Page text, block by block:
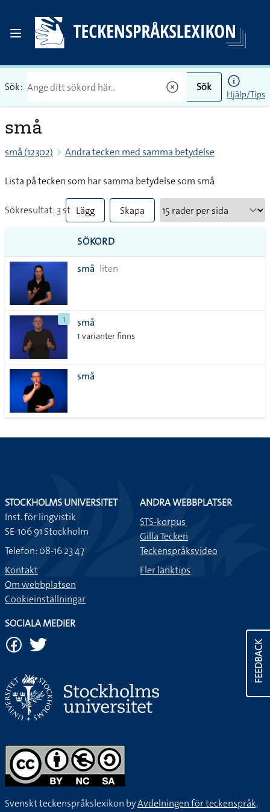
Sök: Sök
Hjälp/Tips
små
små (12302) Andra tecken med samma betydelse
Lista på tecken som har samma betydelse som små
Sökresultat: 3 st Lägg
till
alla i
Skapa
SÖKORD
små liten
1 små
1 varianter finns
små
FEEDBACK
STOCKHOLMS UNIVERSITET
Inst. för lingvistik
SE-106 91 Stockholm
Telefon: 08-16 23 47
Kontakt
Om webbplatsen
Cookieinställningar
ANDRA WEBBPLATSER
STS-korpus
Gilla Tecken
Teckenspråksvideo
Fler länktips
SOCIALA MEDIER
Svenskt teckenspråkslexikon byAvdelningen för teckenspråk,